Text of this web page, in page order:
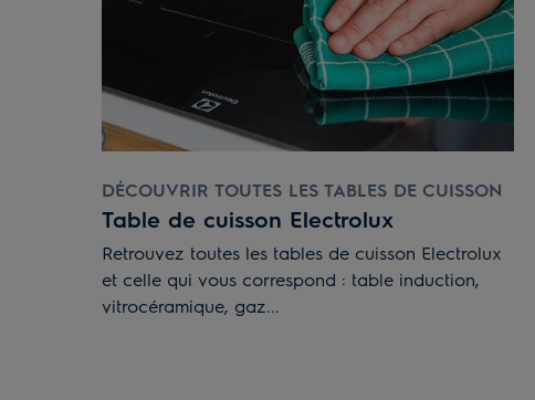
DÉCOUVRIR TOUTES LES TABLES DE CUISSON
Table de cuisson Electrolux
Retrouvez toutes les tables de cuisson Electrolux
et celle qui vous correspond : table induction,
vitrocéramique, gaz...